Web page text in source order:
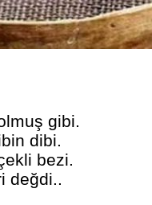
gibi.
dibi.
bezi.
değdi..